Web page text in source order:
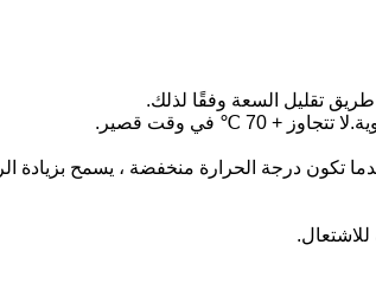
طريق تقليل السعة وفقًا لذلك.